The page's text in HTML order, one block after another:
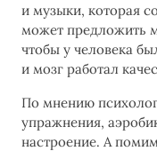
и музыки, которая
может предложить
чтобы у человека
и мозг работал
По мнению
упражнения,
настроение. А